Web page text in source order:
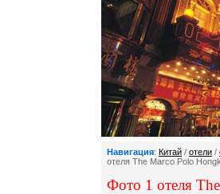
Навигация: Китай / отели /
отеля The Marco Polo
Фото 1 отеля